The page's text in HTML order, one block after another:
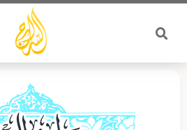
تخطي
المحتوى